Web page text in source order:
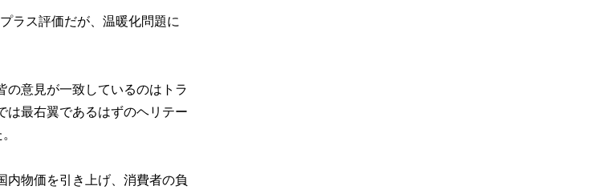
ラス評価だが、温暖化問題に
の意見が一致しているのはトラ
は最右翼であるはずのヘリテー
内物価を引き上げ、消費者の負